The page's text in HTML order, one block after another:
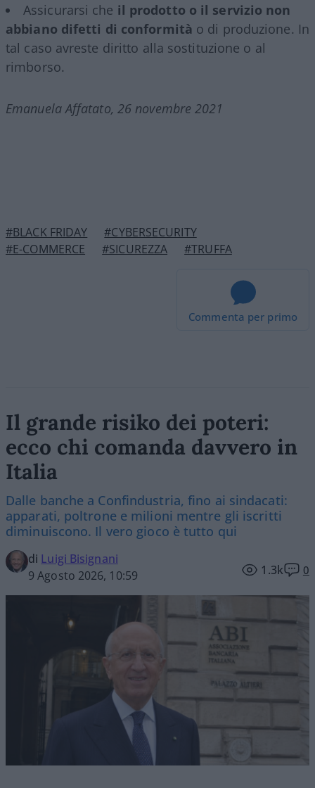
Assicurarsi che il prodotto o il servizio non
abbiano difetti di conformità o di produzione. In
tal caso avreste diritto alla sostituzione o al
rimborso.
Emanuela Affatato, 26 novembre 2021
#BLACK FRIDAY
#CYBERSECURITY
#E-COMMERCE
#SICUREZZA #TRUFFA
Commenta per primo
Il grande risiko dei poteri:
ecco chi comanda davvero in
Italia
Dalle banche a Confindustria, fino ai sindacati:
apparati, poltrone e milioni mentre gli iscritti
diminuiscono. Il vero gioco è tutto qui
di Luigi Bisignani
9 Agosto 2026, 10:59
1.3k 0